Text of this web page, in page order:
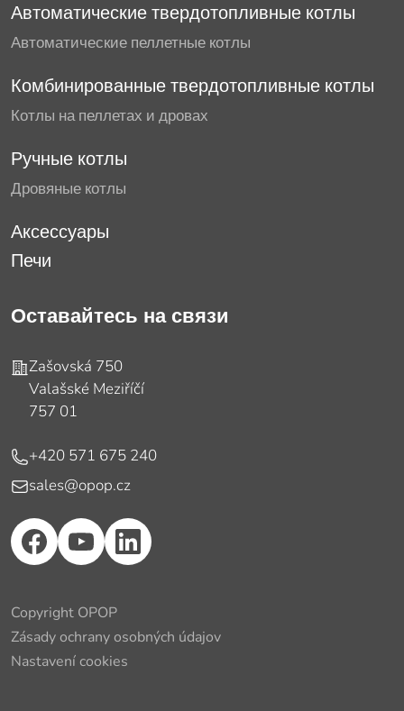
Автоматические твердотопливные котлы
Автоматические пеллетные котлы
Комбинированные твердотопливные котлы
Котлы на пеллетах и дровах
Ручные котлы
Дровяные котлы
Аксессуары
Печи
Оставайтесь на связи
Адрес
Zašovská 750
Valašské Meziříčí
757 01
Телефон
+420 571 675 240
E-mail
sales@opop.cz
Copyright OPOP
Zásady ochrany osobných údajov
Nastavení cookies